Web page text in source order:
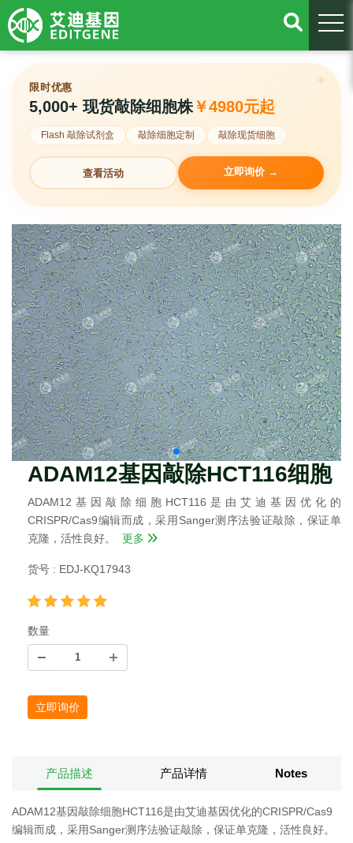
限时优惠
5,000+ 现货敲除细胞株￥4980元起
Flash 敲除试剂盒 敲除细胞定制 敲除现货细胞
查看活动 立即询价 →
ADAM12基因敲除HCT116细胞
ADAM12基因敲除细胞HCT116是由艾迪基因优化的
CRISPR/Cas9编辑而成，采用Sanger测序法验证敲除，保证单
克隆，活性良好。
更多
货号 : EDJ-KQ17943
数量
立即询价
产品描述 产品详情 Notes
ADAM12基因敲除细胞HCT116是由艾迪基因优化的CRISPR/Cas9
编辑而成，采用Sanger测序法验证敲除，保证单克隆，活性良好。